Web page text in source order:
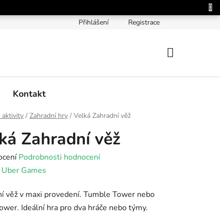
Přihlášení Registrace
Kontakt
aktivity / Zahradní hry / Velká Zahradní věž
Zahradní věž
Podrobnosti hodnocení
Uber Games
věž v maxi provedení. Tumble Tower nebo
Ideální hra pro dva hráče nebo týmy.